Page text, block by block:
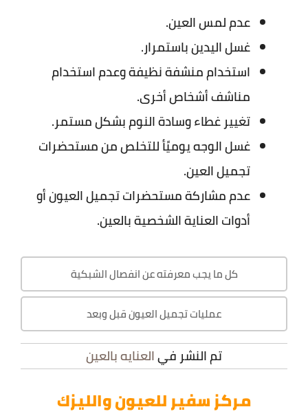
عدم لمس العين.
غسل اليدين باستمرار.
استخدام منشفة نظيفة وعدم استخدام
مناشف أشخاص أخرى.
تغيير غطاء وسادة النوم بشكل مستمر.
غسل الوجه يوميًأ للتخلص من مستحضرات
تجميل العين.
عدم مشاركة مستحضرات تجميل العيون أو
أدوات العناية الشخصية بالعين.
كل ما يجب معرفته عن انفصال الشبكية
عمليات تجميل العيون قبل وبعد
تم النشر فيالعنايه بالعين
مركز سفير للعيون والليزك